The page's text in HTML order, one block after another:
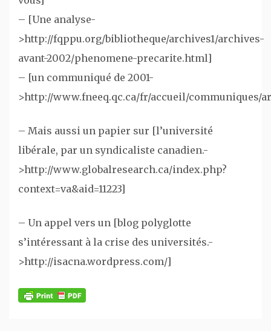
– [Une analyse-
>http://fqppu.org/bibliotheque/archives1/archives-
avant-2002/phenomene-precarite.html]
– [un communiqué de 2001-
>http://www.fneeq.qc.ca/fr/accueil/communiques/
– Mais aussi un papier sur [l’université
libérale, par un syndicaliste canadien.-
>http://www.globalresearch.ca/index.php?
context=va&aid=11223]
– Un appel vers un [blog polyglotte
s’intéressant à la crise des universités.-
>http://isacna.wordpress.com/]